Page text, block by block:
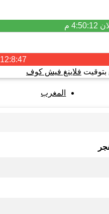
4:50:12 م
12:8:47
بتوقيت فلاينغ فيش كوف
المغرب